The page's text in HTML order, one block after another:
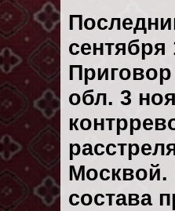
сентября
обл. 3
Москвой.
состава